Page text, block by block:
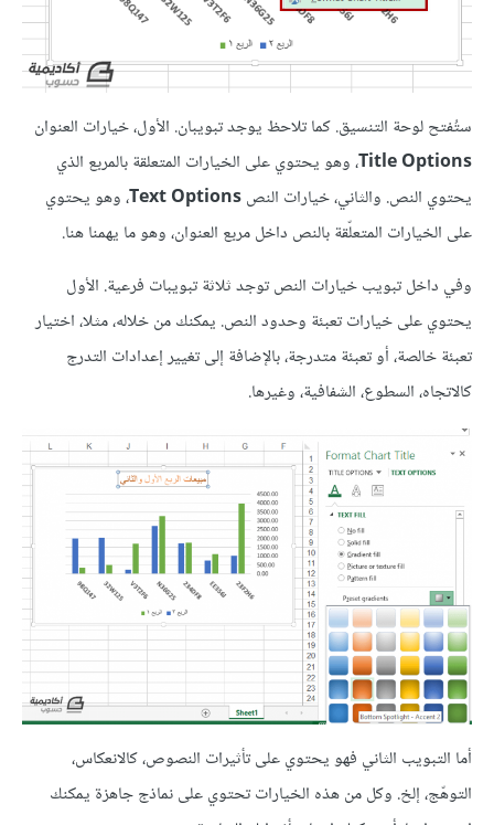
ستُفتح لوحة التنسيق. كما تلاحظ يوجد تبويبان. الأول، خيارات العنوان
Title Options، وهو يحتوي على الخيارات المتعلقة بالمربع الذي
يحتوي النص. والثاني، خيارات النص
، وهو يحتوي
على الخيارات المتعلّقة بالنص داخل مربع العنوان، وهو ما يهمنا هنا.
وفي داخل تبويب خيارات النص توجد ثلاثة تبويبات فرعية. الأول
يحتوي على خيارات تعبئة وحدود النص. يمكنك من خلاله، مثلا، اختيار
تعبئة خالصة، أو تعبئة متدرجة، بالإضافة إلى تغيير إعدادات التدرج
كالاتجاه، السطوع، الشفافية، وغيرها.
أما التبويب الثاني فهو يحتوي على تأثيرات النصوص، كالانعكاس،
التوهّج، إلخ. وكل من هذه الخيارات تحتوي على نماذج جاهزة يمكنك